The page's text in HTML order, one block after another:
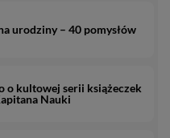
urodziny – 40 pomysłów
o kultowej serii książeczek
Nauki